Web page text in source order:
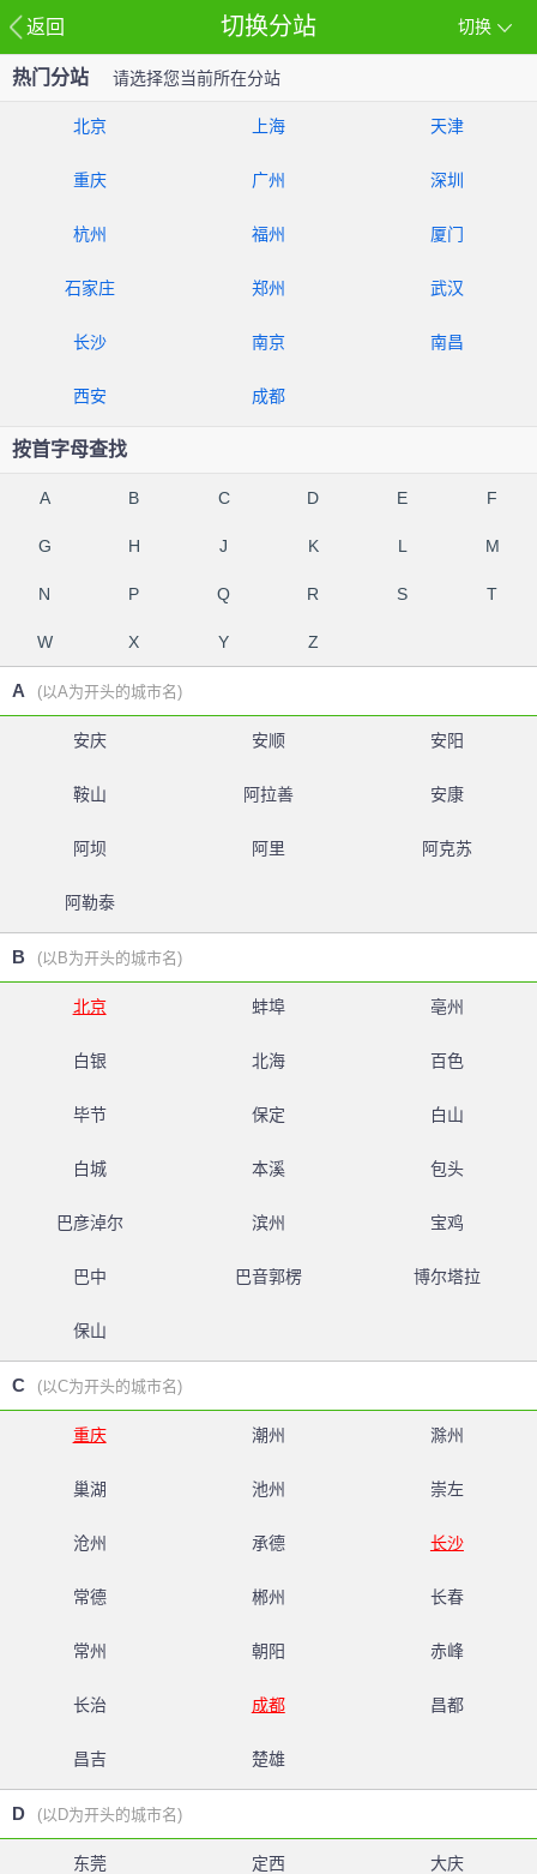
返回 切换
切换分站
热门分站 请选择您当前所在分站
北京 上海 天津
重庆 广州 深圳
杭州 福州 厦门
石家庄 郑州 武汉
长沙 南京 南昌
西安 成都
按首字母查找
A B C D E F
G H J K L M
N P Q R S T
W X Y Z
A (以A为开头的城市名)
安庆 安顺 安阳
鞍山 阿拉善 安康
阿坝 阿里 阿克苏
阿勒泰
B (以B为开头的城市名)
北京 蚌埠 亳州
白银 北海 百色
毕节 保定 白山
白城 本溪 包头
巴彦淖尔 滨州 宝鸡
巴中 巴音郭楞 博尔塔拉
保山
C (以C为开头的城市名)
重庆 潮州 滁州
巢湖 池州 崇左
沧州 承德 长沙
常德 郴州 长春
常州 朝阳 赤峰
长治 成都 昌都
昌吉 楚雄
D (以D为开头的城市名)
东莞 定西 大庆